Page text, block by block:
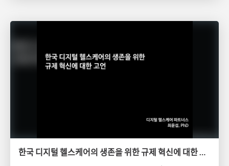
한국 디지털 헬스케어의 생존을 위한 규제 혁신에 대한 고언